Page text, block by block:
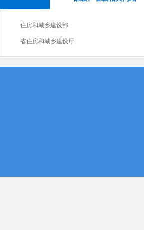
住房和城乡建设部
省住房和城乡建设厅